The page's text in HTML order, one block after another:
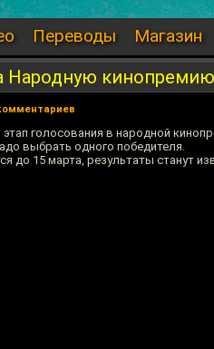
Переводы Магазин
Народную
голосования в народной
выбрать одного победителя.
до 15 марта, результаты станут